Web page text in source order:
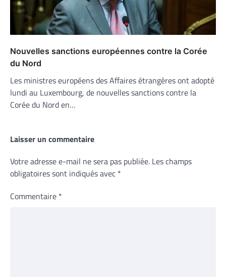
Nouvelles sanctions européennes contre la Corée
du Nord
Les ministres européens des Affaires étrangères ont adopté
lundi au Luxembourg, de nouvelles sanctions contre la
Corée du Nord en…
Laisser un commentaire
Votre adresse e-mail ne sera pas publiée. Les champs
obligatoires sont indiqués avec *
Commentaire *